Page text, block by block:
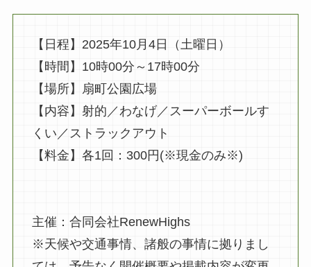
【日程】2025年10月4日（土曜日）
【時間】10時00分～17時00分
【場所】扇町公園広場
【内容】射的／わなげ／スーパーボールす
くい／ストラックアウト
【料金】各1回：300円(※現金のみ※)
主催：合同会社RenewHighs
※天候や交通事情、諸般の事情に拠りまし